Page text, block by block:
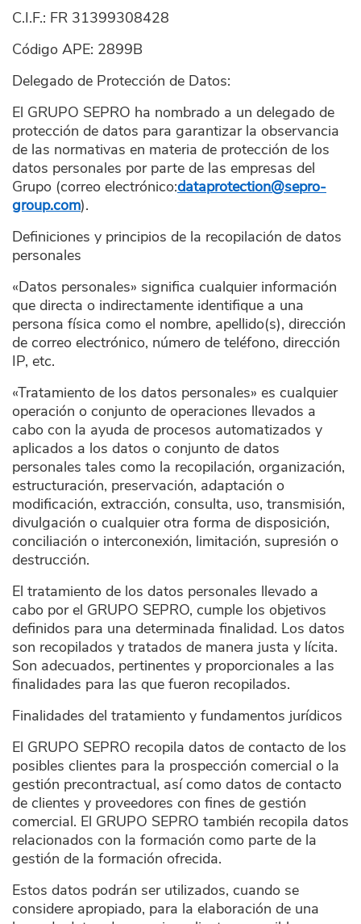
C.I.F.: FR 31399308428
Código APE: 2899B
Delegado de Protección de Datos:
El GRUPO SEPRO ha nombrado a un delegado de
protección de datos para garantizar la observancia
de las normativas en materia de protección de los
datos personales por parte de las empresas del
Grupo (correo electrónico:dataprotection@sepro-
group.com).
Definiciones y principios de la recopilación de datos
personales
«Datos personales» significa cualquier información
que directa o indirectamente identifique a una
persona física como el nombre, apellido(s), dirección
de correo electrónico, número de teléfono, dirección
IP, etc.
«Tratamiento de los datos personales» es cualquier
operación o conjunto de operaciones llevados a
cabo con la ayuda de procesos automatizados y
aplicados a los datos o conjunto de datos
personales tales como la recopilación, organización,
estructuración, preservación, adaptación o
modificación, extracción, consulta, uso, transmisión,
divulgación o cualquier otra forma de disposición,
conciliación o interconexión, limitación, supresión o
destrucción.
El tratamiento de los datos personales llevado a
cabo por el GRUPO SEPRO, cumple los objetivos
definidos para una determinada finalidad. Los datos
son recopilados y tratados de manera justa y lícita.
Son adecuados, pertinentes y proporcionales a las
finalidades para las que fueron recopilados.
Finalidades del tratamiento y fundamentos jurídicos
El GRUPO SEPRO recopila datos de contacto de los
posibles clientes para la prospección comercial o la
gestión precontractual, así como datos de contacto
de clientes y proveedores con fines de gestión
comercial. El GRUPO SEPRO también recopila datos
relacionados con la formación como parte de la
gestión de la formación ofrecida.
Estos datos podrán ser utilizados, cuando se
considere apropiado, para la elaboración de una